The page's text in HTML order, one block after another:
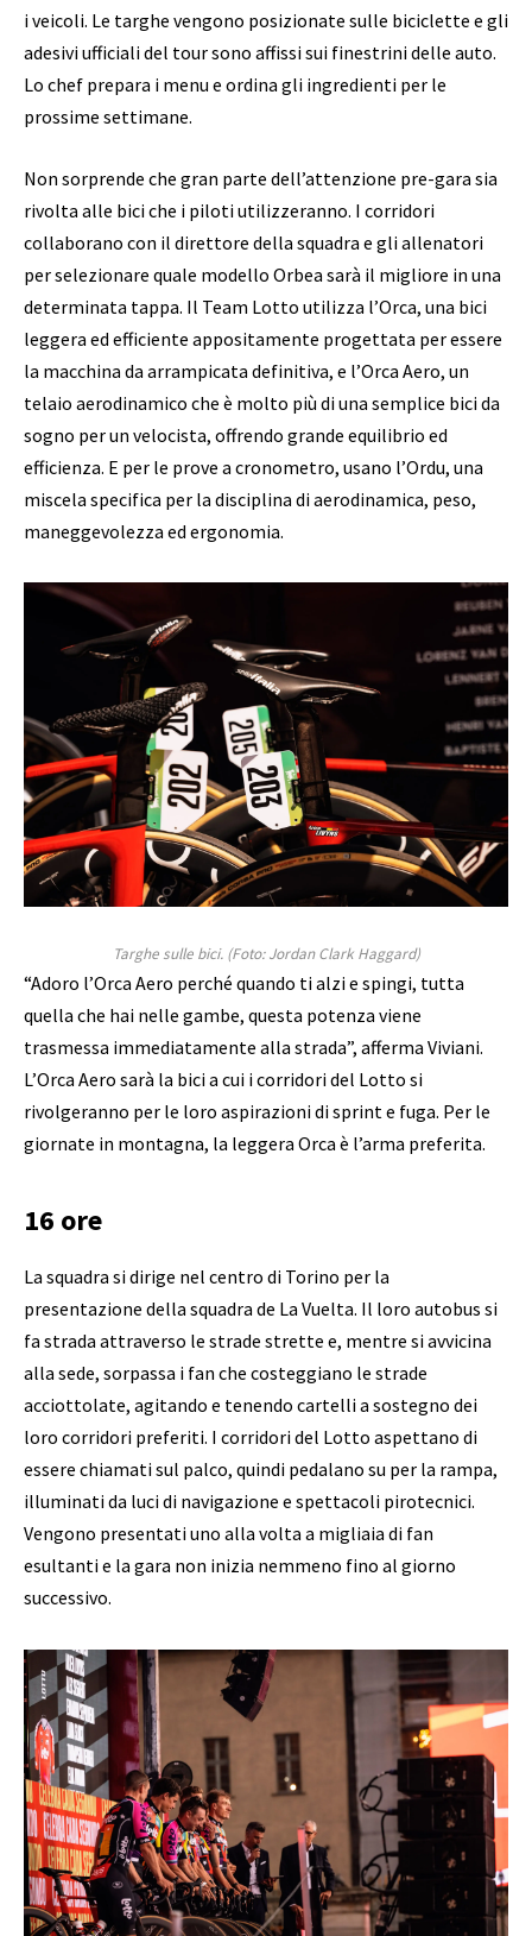
i veicoli. Le targhe vengono posizionate sulle biciclette e gli
adesivi ufficiali del tour sono affissi sui finestrini delle auto.
Lo chef prepara i menu e ordina gli ingredienti per le
prossime settimane.
Non sorprende che gran parte dell’attenzione pre-gara sia
rivolta alle bici che i piloti utilizzeranno. I corridori
collaborano con il direttore della squadra e gli allenatori
per selezionare quale modello Orbea sarà il migliore in una
determinata tappa. Il Team Lotto utilizza l’Orca, una bici
leggera ed efficiente appositamente progettata per essere
la macchina da arrampicata definitiva, e l’Orca Aero, un
telaio aerodinamico che è molto più di una semplice bici da
sogno per un velocista, offrendo grande equilibrio ed
efficienza. E per le prove a cronometro, usano l’Ordu, una
miscela specifica per la disciplina di aerodinamica, peso,
maneggevolezza ed ergonomia.
Targhe sulle bici.(Foto: Jordan Clark Haggard)
“Adoro l’Orca Aero perché quando ti alzi e spingi, tutta
quella che hai nelle gambe, questa potenza viene
trasmessa immediatamente alla strada”, afferma Viviani.
L’Orca Aero sarà la bici a cui i corridori del Lotto si
rivolgeranno per le loro aspirazioni di sprint e fuga. Per le
giornate in montagna, la leggera Orca è l’arma preferita.
16 ore
La squadra si dirige nel centro di Torino per la
presentazione della squadra de La Vuelta. Il loro autobus si
fa strada attraverso le strade strette e, mentre si avvicina
alla sede, sorpassa i fan che costeggiano le strade
acciottolate, agitando e tenendo cartelli a sostegno dei
loro corridori preferiti. I corridori del Lotto aspettano di
essere chiamati sul palco, quindi pedalano su per la rampa,
illuminati da luci di navigazione e spettacoli pirotecnici.
Vengono presentati uno alla volta a migliaia di fan
esultanti e la gara non inizia nemmeno fino al giorno
successivo.